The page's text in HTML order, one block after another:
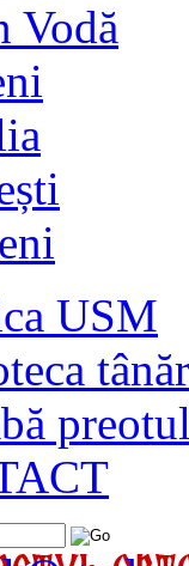
Vodă
USM
preotul